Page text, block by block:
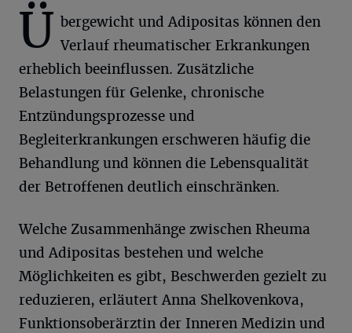
Ü bergewicht und Adipositas können den
Verlauf rheumatischer Erkrankungen
erheblich beeinflussen. Zusätzliche
Belastungen für Gelenke, chronische
Entzündungsprozesse und
Begleiterkrankungen erschweren häufig die
Behandlung und können die Lebensqualität
der Betroffenen deutlich einschränken.
Welche Zusammenhänge zwischen Rheuma
und Adipositas bestehen und welche
Möglichkeiten es gibt, Beschwerden gezielt zu
reduzieren, erläutert Anna Shelkovenkova,
Funktionsoberärztin der Inneren Medizin und